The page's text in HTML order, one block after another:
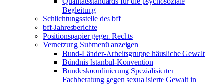
Begleitung
Schlichtungsstelle des bff
bff-Jahresberichte
Positionspapier gegen Rechts
Vernetzung Submenü anzeigen
Bund-Länder-Arbeitsgruppe häusliche Gewalt
Bündnis Istanbul-Konvention
Bundeskoordinierung Spezialisierter
Fachberatung gegen sexualisierte Gewalt in